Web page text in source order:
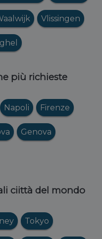
Vlissingen
più richieste
Napoli Firenze
Genova
ciittà del mondo
Tokyo